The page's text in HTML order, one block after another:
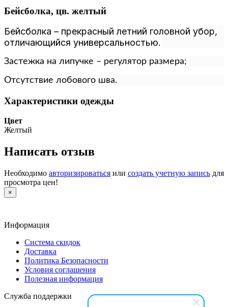
Бейсболка, цв. желтый
Бейсболка – прекрасный летний головной убор,
отличающийся универсальностью.
Застежка на липучке – регулятор размера;
Отсутствие лобового шва.
Характеристики одежды
Цвет
Желтый
Написать отзыв
Необходимо авторизироваться или создать учетную запись для
просмотра цен!
×
Информация
Система скидок
Доставка
Политика Безопасности
Условия соглашения
Полезная информация
Служба поддержки